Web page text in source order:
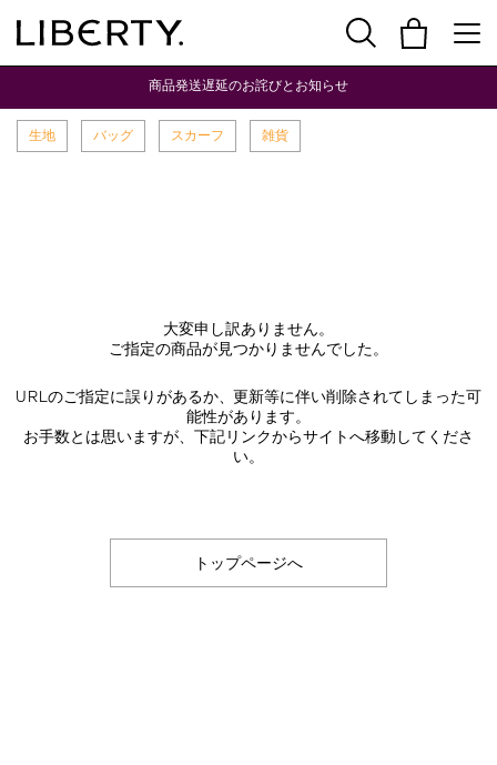
商品発送遅延のお詫びとお知らせ
生地 バッグ スカーフ 雑貨
大変申し訳ありません。
ご指定の商品が見つかりませんでした。
URLのご指定に誤りがあるか、更新等に伴い削除されてしまった可
能性があります。
お手数とは思いますが、下記リンクからサイトへ移動してくださ
い。
トップページへ